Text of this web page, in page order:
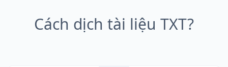
Cách dịch tài liệu TXT?